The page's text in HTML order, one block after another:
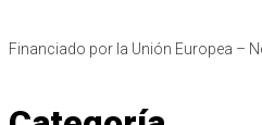
Financiado por la Unión Europea –